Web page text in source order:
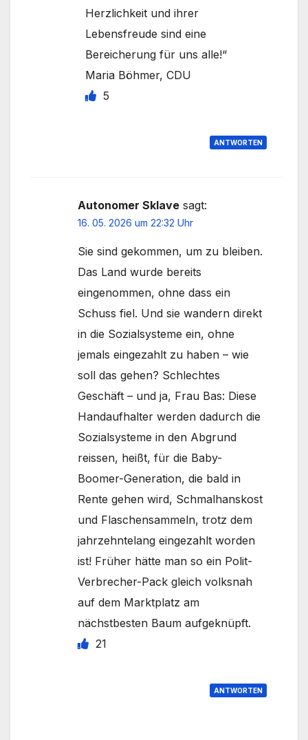
Herzlichkeit und ihrer
Lebensfreude sind eine
Bereicherung für uns alle!“
Maria Böhmer, CDU
5
ANTWORTEN
Autonomer Sklave sagt:
16. 05. 2026 um 22:32 Uhr
Sie sind gekommen, um zu bleiben.
Das Land wurde bereits
eingenommen, ohne dass ein
Schuss fiel. Und sie wandern direkt
in die Sozialsysteme ein, ohne
jemals eingezahlt zu haben – wie
soll das gehen? Schlechtes
Geschäft – und ja, Frau Bas: Diese
Handaufhalter werden dadurch die
Sozialsysteme in den Abgrund
reissen, heißt, für die Baby-
Boomer-Generation, die bald in
Rente gehen wird, Schmalhanskost
und Flaschensammeln, trotz dem
jahrzehntelang eingezahlt worden
ist! Früher hätte man so ein Polit-
Verbrecher-Pack gleich volksnah
auf dem Marktplatz am
nächstbesten Baum aufgeknüpft.
21
ANTWORTEN